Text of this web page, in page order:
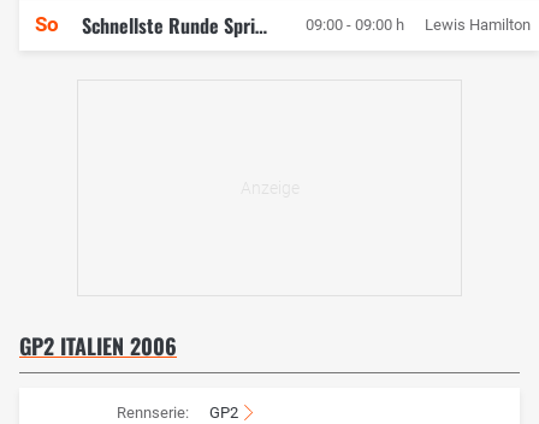
So Schnellste Runde Sprint 09:00 - 09:00 h Lewis Hamilton
GP2 ITALIEN 2006
Rennserie: GP2